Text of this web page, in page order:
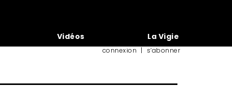
Vidéos La Vigie
connexion | s’abonner